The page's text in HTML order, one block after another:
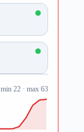
min 22 · max 63